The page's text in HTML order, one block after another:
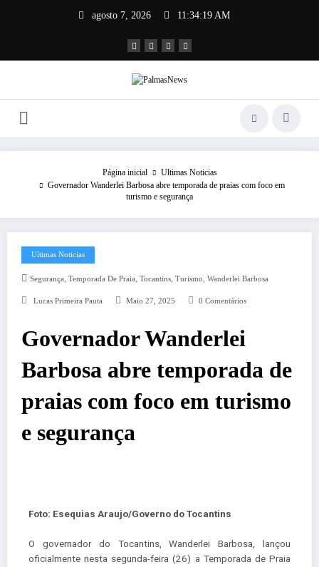
agosto 7, 2026 11:34:19 AM
Página inicial
Ultimas Noticias
Governador Wanderlei Barbosa abre temporada de praias com foco em
turismo e segurança
Ultimas Noticias
Segurança, Temporada De Praia, Tocantins, Turismo, Wanderlei Barbosa
Lucas Primeira Pauta Maio 27, 2025 0 Comentários
Governador Wanderlei
Barbosa abre temporada de
praias com foco em turismo
e segurança
Foto: Esequias Araujo/Governo do Tocantins
O governador do Tocantins, Wanderlei Barbosa, lançou
oficialmente nesta segunda-feira (26) a Temporada de Praia